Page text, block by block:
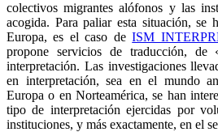
colectivos migrantes alófonos y las
acogida. Para paliar esta situación, se
Europa, es el caso deISM
propone servicios de traducción, de
interpretación. Las investigaciones
en interpretación, sea en el mundo
Europa o en Norteamérica, se han
tipo de interpretación ejercidas por
instituciones, y más exactamente, en el